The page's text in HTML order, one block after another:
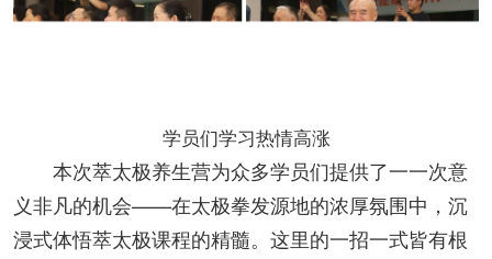
学员们学习热情高涨
本次萃太极养生营为众多学员们提供了一一次意
义非凡的机会——在太极拳发源地的浓厚氛围中，沉
浸式体悟萃太极课程的精髓。这里的一招一式皆有根